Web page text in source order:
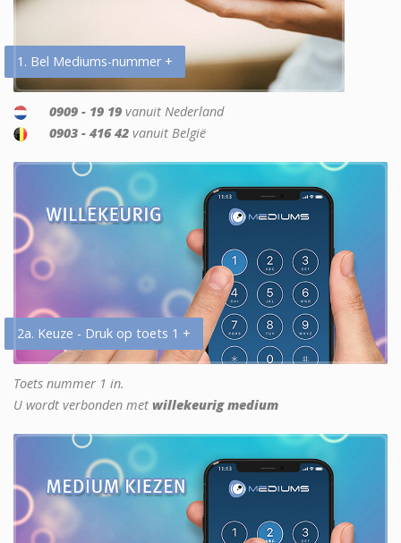
1. Bel Mediums-nummer +
0909 - 19 19 vanuit Nederland
0903 - 416 42 vanuit België
2a. Keuze - Druk op toets 1 +
Toets nummer 1 in.
U wordt verbonden met willekeurig medium